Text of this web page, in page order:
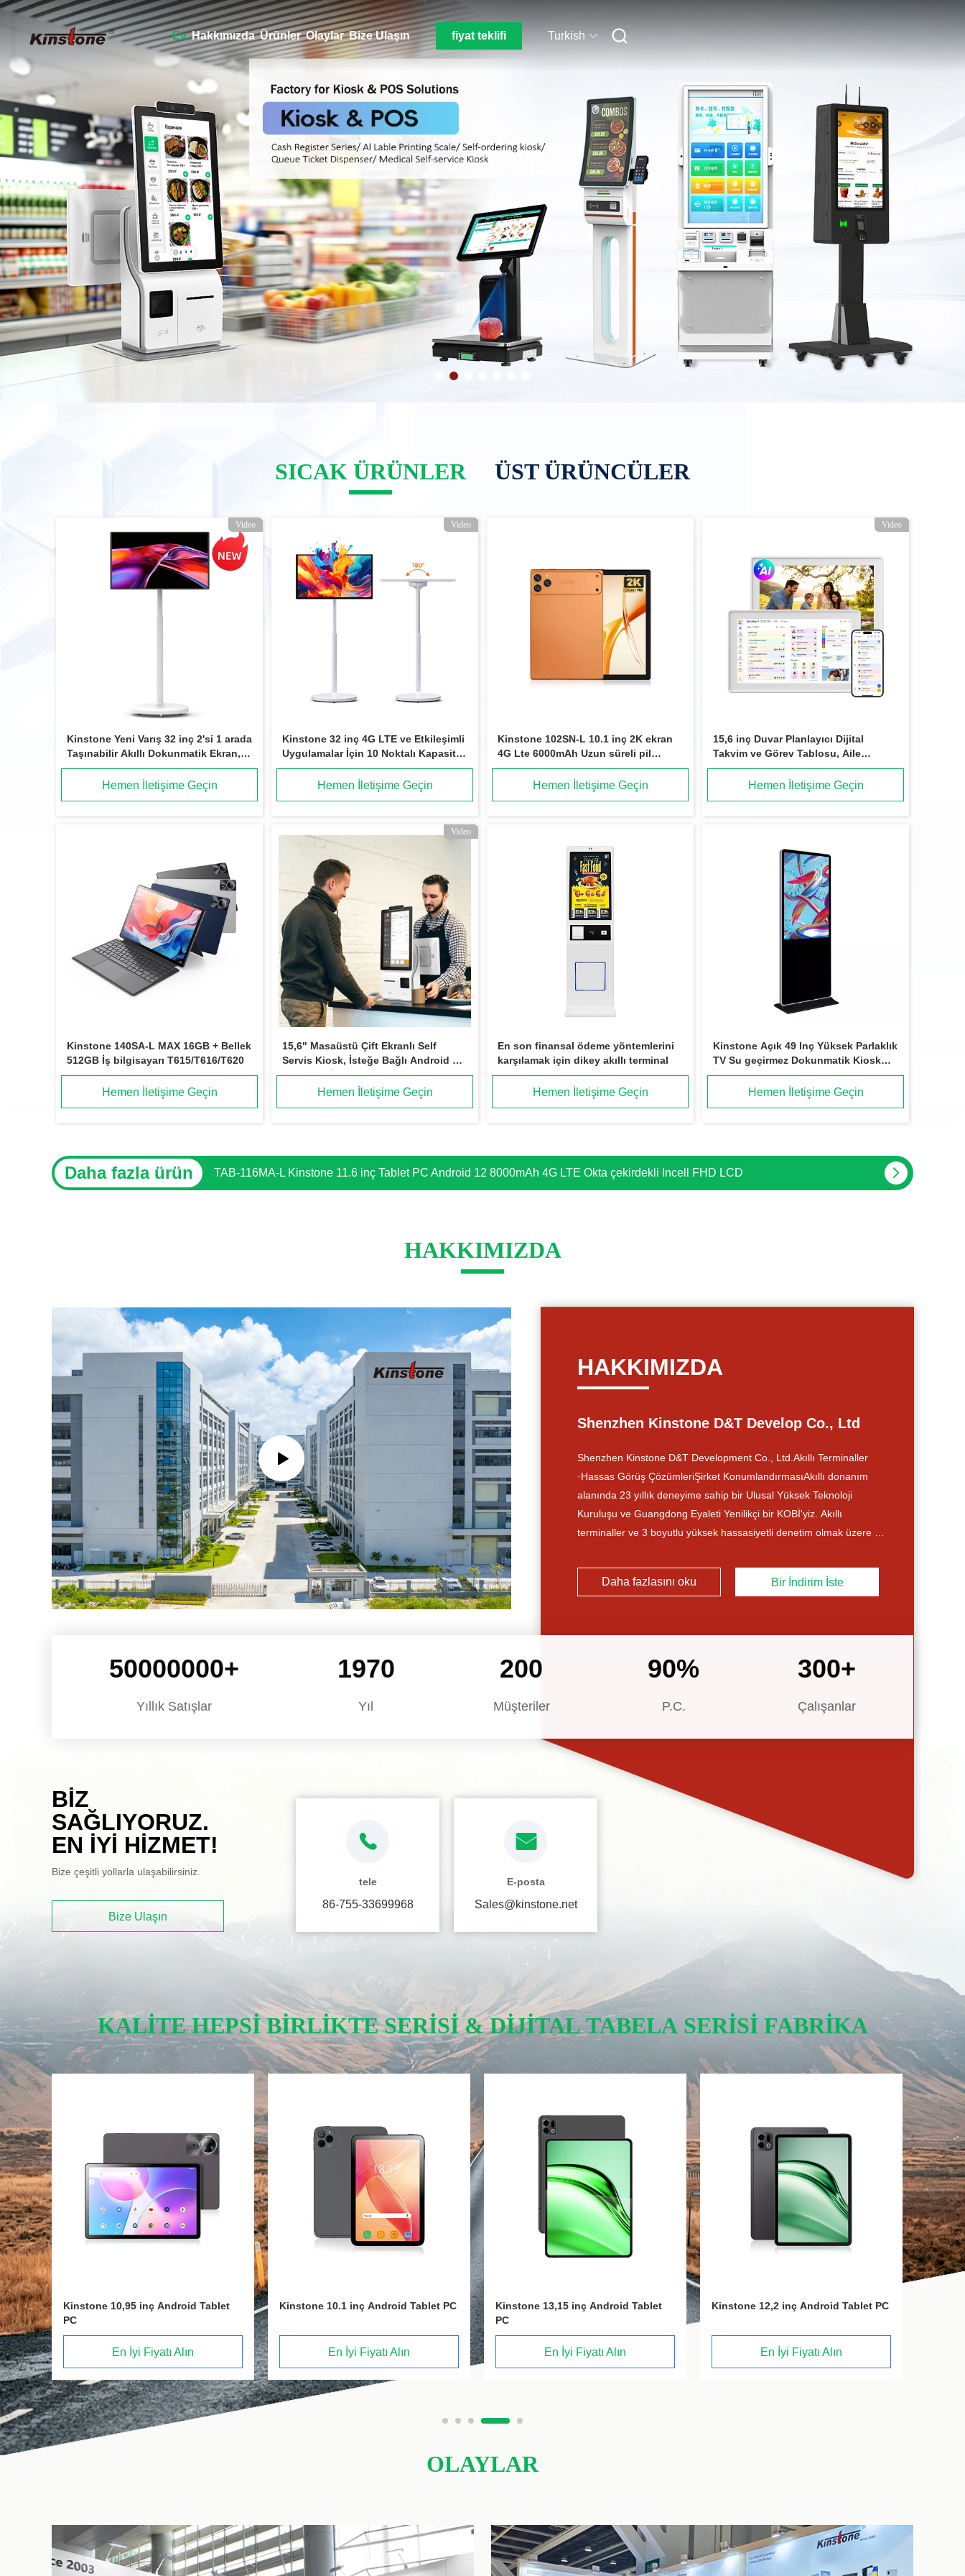
Ev Hakkımızda Ürünler Olaylar Bize Ulaşın fiyat teklifi Turkish
SICAK ÜRÜNLER ÜST ÜRÜNCÜLER
Video
Kinstone Yeni Varış 32 inç 2'si 1 arada
Taşınabilir Akıllı Dokunmatik Ekran,
Masaüstü ve Zemin Standı
DesteklenirHemen İletişime Geçin
Video
Kinstone 32 inç 4G LTE ve Etkileşimli
Uygulamalar İçin 10 Noktalı Kapasitif
Dokunmatik Akıllı Ekran
Hemen İletişime Geçin
Kinstone 102SN-L 10.1 inç 2K ekran
4G Lte 6000mAh Uzun süreli pil
Adroid16 5MP+13MP
Hemen İletişime Geçin
Video
15,6 inç Duvar Planlayıcı Dijital
Takvim ve Görev Tablosu, Aile
Programları için Akıllı Dokunmatik
Ekran İnteraktif Ekran - Duvar Montajı
Hemen İletişime Geçin
Kinstone 140SA-L MAX 16GB + Bellek
512GB İş bilgisayarı T615/T616/T620
Hemen İletişime Geçin
Video
15,6" Masaüstü Çift Ekranlı Self
Servis Kiosk, İsteğe Bağlı Android ve
Windows İşletim Sistemi, 80 mm
Termal Yazıcı, Barkod Tarayıcı ve NFC
Hemen İletişime Geçin
En son finansal ödeme yöntemlerini
karşılamak için dikey akıllı terminal
Hemen İletişime Geçin
Kinstone Açık 49 Inç Yüksek Parlaklık
TV Su geçirmez Dokunmatik Kiosk
İşaretleri Tek başına Dijital Reklam
LCD EkranıHemen İletişime Geçin
Daha fazla ürün Kinstone 14.1" Eğitim dizüstü bilgisayarı
HAKKIMIZDA
HAKKIMIZDA
Shenzhen Kinstone D&T Develop Co., Ltd
Shenzhen Kinstone D&T Development Co., Ltd.Akıllı Terminaller
·Hassas Görüş ÇözümleriŞirket KonumlandırmasıAkıllı donanım
alanında 23 yıllık deneyime sahip bir Ulusal Yüksek Teknoloji
Kuruluşu ve Guangdong Eyaleti Yenilikçi bir KOBİ'yiz. Akıllı
terminaller ve 3 boyutlu yüksek hassasiyetli denetim olmak üzere iki
ürünler ve tek elden dijital dönüşüm çözümleri sunuyoruz.Küresel
AğMerkezi Shenzhen'de olup ABD, Hong Kong ve Hangzhou...
Daha fazlasını oku Bir İndirim İste
50000000+
Yıllık Satışlar
2003
Yıl
200
Müşteriler
90%
P.C.
300+
Çalışanlar
BIZ
SAĞLIYORUZ.
EN IYI HIZMET!
Bize çeşitli yollarla ulaşabilirsiniz.
Bize Ulaşın
tele
86-755-33699968
E-posta
Sales@kinstone.net
KALITE HEPSI BIRLIKTE SERISI & DIJITAL TABELA SERISI FABRIKA
Kinstone 10.1 inç Android Tablet PC
En İyi Fiyatı Alın
Kinstone 13,15 inç Android Tablet
En İyi Fiyatı Alın
Kinstone 12,2 inç Android Tablet PC
En İyi Fiyatı Alın
Kinstone 12,2 inç Android Tablet PC
En İyi Fiyatı Alın
OLAYLAR